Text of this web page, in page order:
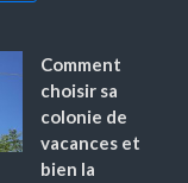
Comment
choisir sa
colonie de
vacances et
bien la